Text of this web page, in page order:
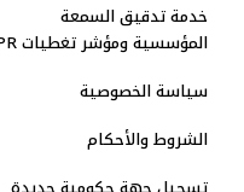
خدمة تدقيق السمعة
المؤسسية ومؤشر تغطيات PR
سياسة الخصوصية
الشروط والأحكام